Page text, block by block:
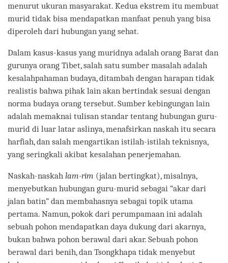
menurut ukuran masyarakat. Kedua ekstrem itu membuat
murid tidak bisa mendapatkan manfaat penuh yang bisa
diperoleh dari hubungan yang sehat.
Dalam kasus-kasus yang muridnya adalah orang Barat dan
gurunya orang Tibet, salah satu sumber masalah adalah
kesalahpahaman budaya, ditambah dengan harapan tidak
realistis bahwa pihak lain akan bertindak sesuai dengan
norma budaya orang tersebut. Sumber kebingungan lain
adalah memaknai tulisan standar tentang hubungan guru-
murid di luar latar aslinya, menafsirkan naskah itu secara
harfiah, dan salah mengartikan istilah-istilah teknisnya,
yang seringkali akibat kesalahan penerjemahan.
Naskah-naskah lam-rim (jalan bertingkat), misalnya,
menyebutkan hubungan guru-murid sebagai “akar dari
jalan batin” dan membahasnya sebagai topik utama
pertama. Namun, pokok dari perumpamaan ini adalah
sebuah pohon mendapatkan daya dukung dari akarnya,
bukan bahwa pohon berawal dari akar. Sebuah pohon
berawal dari benih, dan Tsongkhapa tidak menyebut